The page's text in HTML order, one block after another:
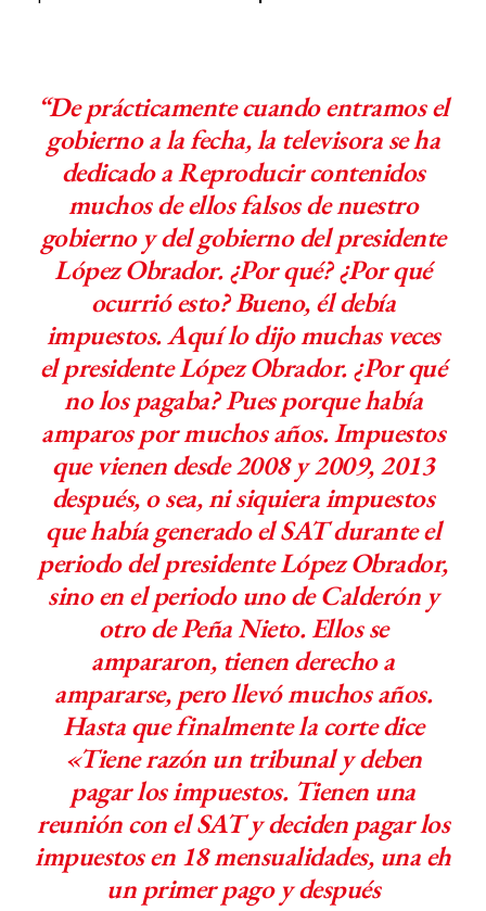
“De prácticamente cuando entramos el
gobierno a la fecha, la televisora se ha
dedicado a Reproducir contenidos
muchos de ellos falsos de nuestro
gobierno y del gobierno del presidente
López Obrador. ¿Por qué? ¿Por qué
ocurrió esto? Bueno, él debía
impuestos. Aquí lo dijo muchas veces
el presidente López Obrador. ¿Por qué
no los pagaba? Pues porque había
amparos por muchos años. Impuestos
que vienen desde 2008 y 2009, 2013
después, o sea, ni siquiera impuestos
que había generado el SAT durante el
periodo del presidente López Obrador,
sino en el periodo uno de Calderón y
otro de Peña Nieto. Ellos se
ampararon, tienen derecho a
ampararse, pero llevó muchos años.
Hasta que finalmente la corte dice
«Tiene razón un tribunal y deben
pagar los impuestos. Tienen una
reunión con el SAT y deciden pagar los
impuestos en 18 mensualidades, una eh
un primer pago y después